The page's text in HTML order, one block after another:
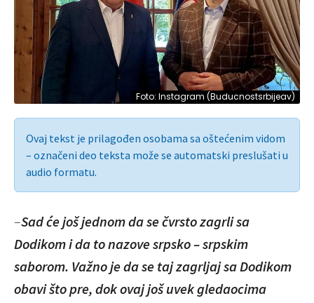
Foto: Instagram (Buducnostsrbijeav)
Ovaj tekst je prilagođen osobama sa oštećenim vidom
– označeni deo teksta može se automatski preslušati u
audio formatu.
–Sad će još jednom da se čvrsto zagrli sa
Dodikom i da to nazove srpsko – srpskim
saborom. Važno je da se taj zagrljaj sa Dodikom
obavi što pre, dok ovaj još uvek gledaocima